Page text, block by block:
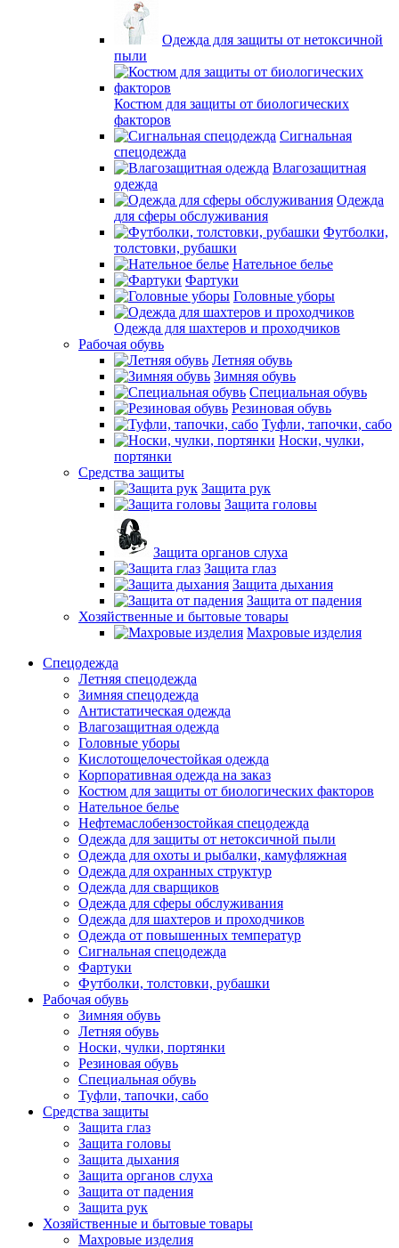
Одежда для защиты от нетоксичной
пыли
Костюм для защиты от биологических
факторов
Сигнальная
спецодежда
Влагозащитная
одежда
Одежда
для сферы обслуживания
Футболки,
толстовки, рубашки
Нательное белье
Фартуки
Головные уборы
Одежда для шахтеров и проходчиков
Рабочая обувь
Летняя обувь
Зимняя обувь
Специальная обувь
Резиновая обувь
Туфли, тапочки, сабо
Носки, чулки,
портянки
Средства защиты
Защита рук
Защита головы
Защита органов слуха
Защита глаз
Защита дыхания
Защита от падения
Хозяйственные и бытовые товары
Махровые изделия
Спецодежда
Летняя спецодежда
Зимняя спецодежда
Антистатическая одежда
Влагозащитная одежда
Головные уборы
Кислотощелочестойкая одежда
Корпоративная одежда на заказ
Костюм для защиты от биологических факторов
Нательное белье
Нефтемаслобензостойкая спецодежда
Одежда для защиты от нетоксичной пыли
Одежда для охоты и рыбалки, камуфляжная
Одежда для охранных структур
Одежда для сварщиков
Одежда для сферы обслуживания
Одежда для шахтеров и проходчиков
Одежда от повышенных температур
Сигнальная спецодежда
Фартуки
Футболки, толстовки, рубашки
Рабочая обувь
Зимняя обувь
Летняя обувь
Носки, чулки, портянки
Резиновая обувь
Специальная обувь
Туфли, тапочки, сабо
Средства защиты
Защита глаз
Защита головы
Защита дыхания
Защита органов слуха
Защита от падения
Защита рук
Хозяйственные и бытовые товары
Махровые изделия